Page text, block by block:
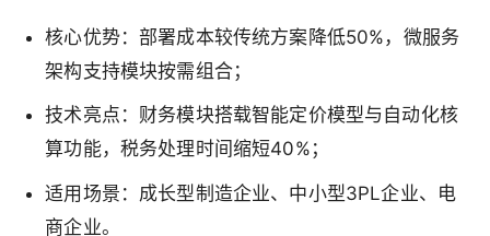
核心优势：部署成本较传统方案降低50%，微服务
架构支持模块按需组合；
技术亮点：财务模块搭载智能定价模型与自动化核
算功能，税务处理时间缩短40%；
适用场景：成长型制造企业、中小型3PL企业、电
商企业。